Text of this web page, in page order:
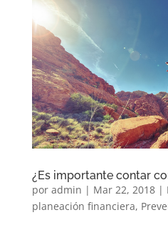
¿Es importante contar
por admin | Mar 22, 2018|
planeación financiera,